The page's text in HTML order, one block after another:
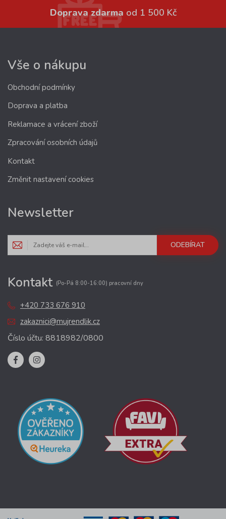
Doprava zdarma od 1 500 Kč
Vše o nákupu
Obchodní podmínky
Doprava a platba
Reklamace a vrácení zboží
Zpracování osobních údajů
Kontakt
Změnit nastavení cookies
Newsletter
ODEBÍRAT
Kontakt (Po-Pá 8:00-16:00) pracovní dny
+420 733 676 910
zakaznici@mujrendlik.cz
Číslo účtu: 8818982/0800